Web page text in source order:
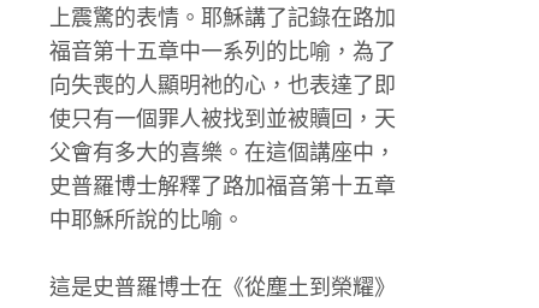
上震驚的表情。耶穌講了記錄在路加
福音第十五章中一系列的比喻，為了
向失喪的人顯明祂的心，也表達了即
使只有一個罪人被找到並被贖回，天
父會有多大的喜樂。在這個講座中，
史普羅博士解釋了路加福音第十五章
中耶穌所說的比喻。
這是史普羅博士在《從塵土到榮耀》